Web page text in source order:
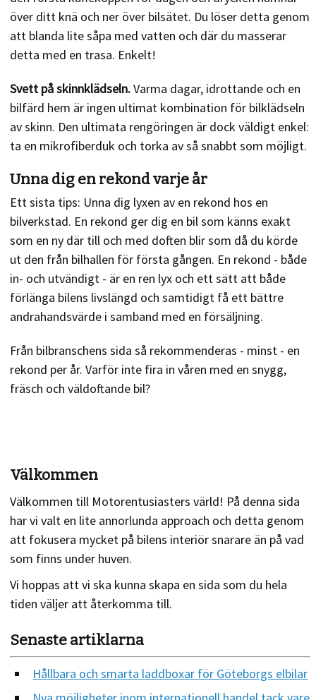
över ditt knä och ner över bilsätet. Du löser detta genom
att blanda lite såpa med vatten och där du masserar
detta med en trasa. Enkelt!
Svett på skinnklädseln.Varma dagar, idrottande och en
bilfärd hem är ingen ultimat kombination för bilklädseln
av skinn. Den ultimata rengöringen är dock väldigt enkel:
ta en mikrofiberduk och torka av så snabbt som möjligt.
Unna dig en rekond varje år
Ett sista tips: Unna dig lyxen av en rekond hos en
bilverkstad. En rekond ger dig en bil som känns exakt
som en ny där till och med doften blir som då du körde
ut den från bilhallen för första gången. En rekond - både
in- och utvändigt - är en ren lyx och ett sätt att både
förlänga bilens livslängd och samtidigt få ett bättre
andrahandsvärde i samband med en försäljning.
Från bilbranschens sida så rekommenderas - minst - en
rekond per år. Varför inte fira in våren med en snygg,
fräsch och väldoftande bil?
Välkommen
Välkommen till Motorentusiasters värld! På denna sida
har vi valt en lite annorlunda approach och detta genom
att fokusera mycket på bilens interiör snarare än på vad
som finns under huven.
Vi hoppas att vi ska kunna skapa en sida som du hela
tiden väljer att återkomma till.
Senaste artiklarna
Hållbara och smarta laddboxar för Göteborgs elbilar